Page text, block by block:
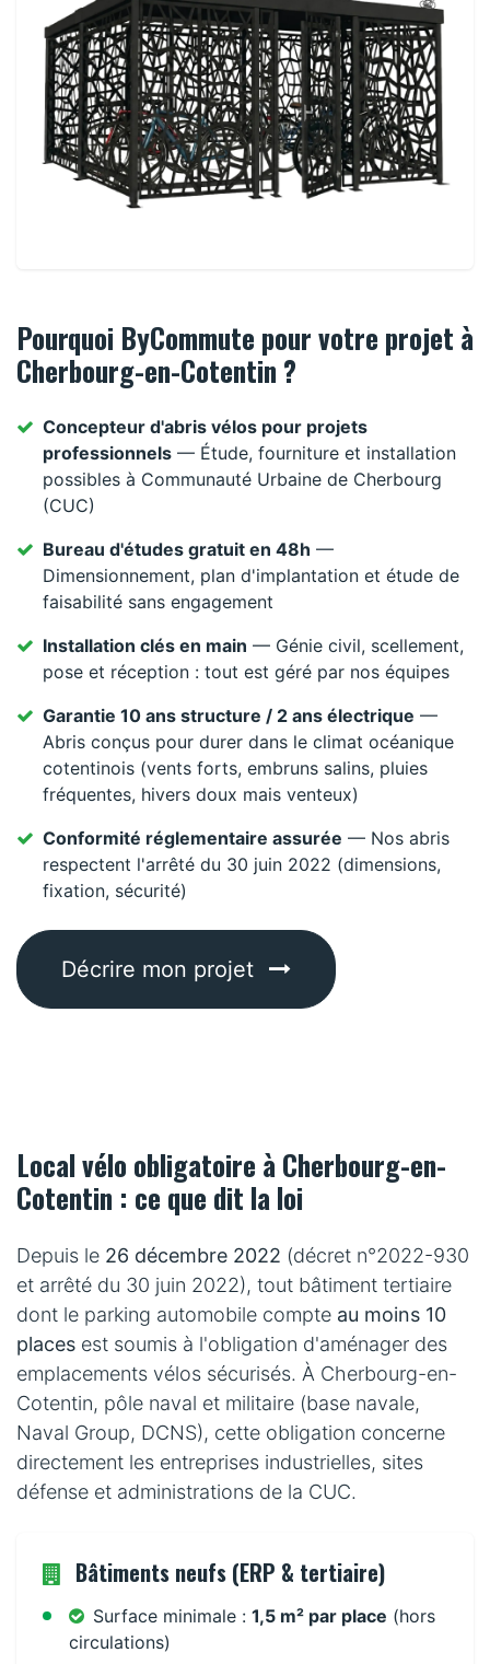
Pourquoi ByCommute pour votre projet à
Cherbourg-en-Cotentin ?
Concepteur d'abris vélos pour projets
professionnels — Étude, fourniture et installation
possibles à Communauté Urbaine de Cherbourg
(CUC)
Bureau d'études gratuit en 48h —
Dimensionnement, plan d'implantation et étude de
faisabilité sans engagement
Installation clés en main — Génie civil, scellement,
pose et réception : tout est géré par nos équipes
Garantie 10 ans structure / 2 ans électrique —
Abris conçus pour durer dans le climat océanique
cotentinois (vents forts, embruns salins, pluies
fréquentes, hivers doux mais venteux)
Conformité réglementaire assurée — Nos abris
respectent l'arrêté du 30 juin 2022 (dimensions,
fixation, sécurité)
Décrire mon projet
Local vélo obligatoire à Cherbourg-en-
Cotentin : ce que dit la loi
Depuis le 26 décembre 2022 (décret n°2022-930
et arrêté du 30 juin 2022), tout bâtiment tertiaire
dont le parking automobile compte au moins 10
places est soumis à l'obligation d'aménager des
emplacements vélos sécurisés. À Cherbourg-en-
Cotentin, pôle naval et militaire (base navale,
Naval Group, DCNS), cette obligation concerne
directement les entreprises industrielles, sites
défense et administrations de la CUC.
Bâtiments neufs (ERP & tertiaire)
Surface minimale : 1,5 m² par place (hors
circulations)